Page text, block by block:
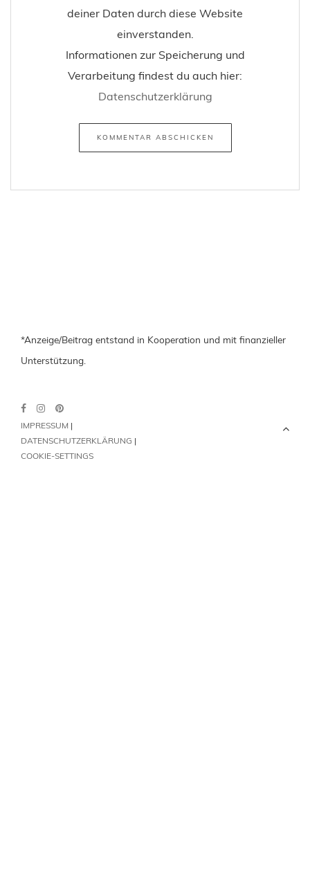
deiner Daten durch diese Website
einverstanden.
Informationen zur Speicherung und
Verarbeitung findest du auch hier:
Datenschutzerklärung
*Anzeige/Beitrag entstand in Kooperation und mit finanzieller
Unterstützung.
IMPRESSUM |
DATENSCHUTZERKLÄRUNG |
COOKIE-SETTINGS